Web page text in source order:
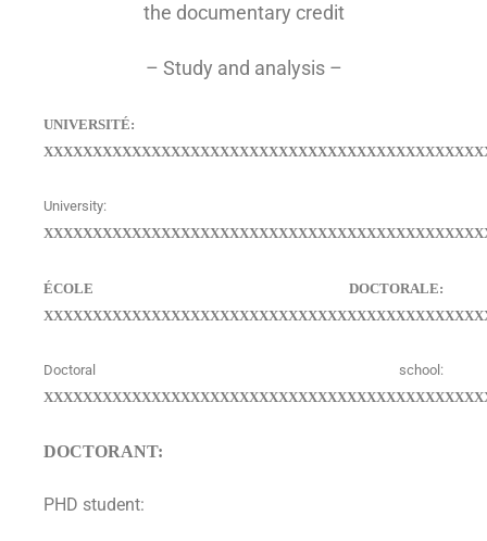
the documentary credit
– Study and analysis –
UNIVERSITÉ:
University:
ÉCOLE DOCTORALE:
Doctoral school:
DOCTORANT:
PHD student: